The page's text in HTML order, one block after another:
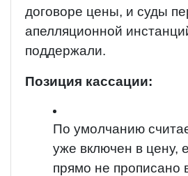
договоре цены, и суды
апелляционной
поддержали.
Позиция кассации:
По умолчанию
уже включен в цену,
прямо не прописано